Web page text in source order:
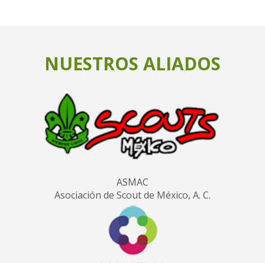
NUESTROS ALIADOS
ASMAC
Asociación de Scout de México, A. C.